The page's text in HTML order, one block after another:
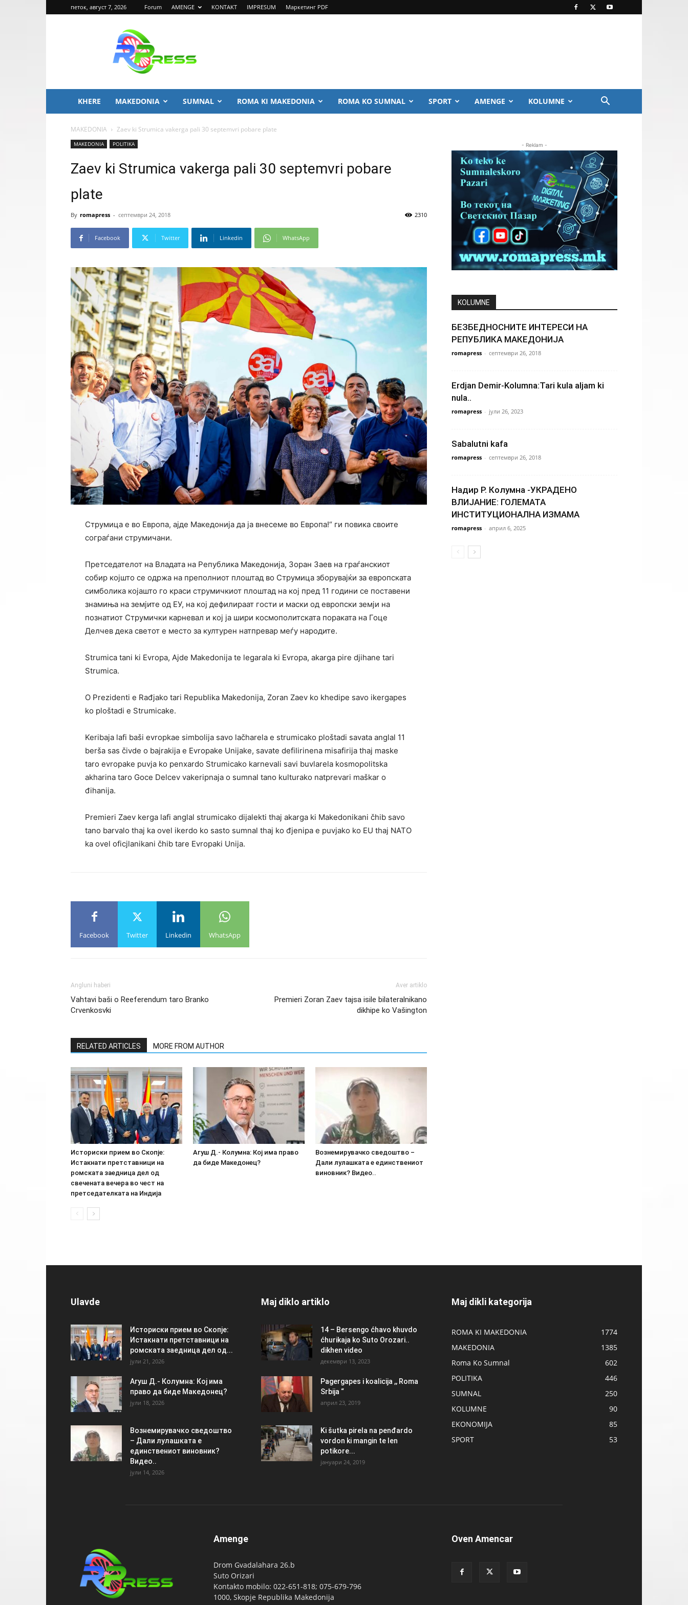
петок, август 7, 2026 Forum AMENGE KONTAKT IMPRESUM Маркетинг PDF
PRESS
KHERE MAKEDONIA SUMNAL ROMA KI MAKEDONIA ROMA KO SUMNAL SPORT AMENGE KOLUMNE
MAKEDONIA Zaev ki Strumica vakerga pali 30 septemvri pobare plate
MAKEDONIA POLITIKA
Zaev ki Strumica vakerga pali 30 septemvri pobare
plate
By romapress - септември 24, 2018 2310
Facebook Twitter Linkedin WhatsApp
Струмица е во Европа, ајде Македонија да ја внесеме во Европа!“ ги повика своите
сограѓани струмичани.
Претседателот на Владата на Република Македонија, Зоран Заев на граѓанскиот
собир којшто се одржа на преполниот плоштад во Струмица зборувајќи за европската
симболика којашто го краси струмичкиот плоштад на кој пред 11 години се поставени
знамиња на земјите од ЕУ, на кој дефилираат гости и маски од европски земји на
познатиот Струмички карневал и кој ја шири космополитската пораката на Гоце
Делчев дека светот е место за културен натпревар меѓу народите.
Strumica tani ki Evropa, Ajde Makedonija te legarala ki Evropa, akarga pire djihane tari
Strumica.
O Prezidenti e Rađjako tari Republika Makedonija, Zoran Zaev ko khedipe savo ikergapes
ko ploštadi e Strumicake.
Keribaja lafi baši evropkae simbolija savo lačharela e strumicako ploštadi savata anglal 11
berša sas čivde o bajrakija e Evropake Unijake, savate defilirinena misafirija thaj maske
taro evropake puvja ko penxardo Strumicako karnevali savi buvlarela kosmopolitska
akharina taro Goce Delcev vakeripnaja o sumnal tano kulturako natprevari maškar o
đihanija.
Premieri Zaev kerga lafi anglal strumicako dijalekti thaj akarga ki Makedonikani čhib savo
tano barvalo thaj ka ovel ikerdo ko sasto sumnal thaj ko đjenipa e puvjako ko EU thaj NATO
ka ovel oficjlanikani čhib tare Evropaki Unija.
Facebook Twitter Linkedin WhatsApp
Angluni haberi
Vahtavi baši o Reeferendum taro Branko
Crvenkosvki
Aver artiklo
Premieri Zoran Zaev tajsa isile bilateralnikano
dikhipe ko Vašington
RELATED ARTICLES MORE FROM AUTHOR
Историски прием во Скопје:
Истакнати претставници на
ромската заедница дел од
свечената вечера во чест на
претседателката на Индија
Агуш Д.- Колумна: Кој има право
да биде Македонец?
Вознемирувачко сведоштво –
Дали лулашката е единствениот
виновник? Видео..
- Reklam -
KOLUMNE
БЕЗБЕДНОСНИТЕ ИНТЕРЕСИ НА
РЕПУБЛИКА МАКЕДОНИЈА
romapress - септември 26, 2018
Erdjan Demir-Kolumna:Tari kula aljam ki
nula..
romapress - јули 26, 2023
Sabalutni kafa
romapress - септември 26, 2018
Надир Р. Колумна -УКРАДЕНО
ВЛИЈАНИЕ: ГОЛЕМАТА
ИНСТИТУЦИОНАЛНА ИЗМАМА
romapress - април 6, 2025
Ulavde
Историски прием во Скопје:
Истакнати претставници на
ромската заедница дел од...
јули 21, 2026
Агуш Д.- Колумна: Кој има
право да биде Македонец?
јули 18, 2026
Вознемирувачко сведоштво
– Дали лулашката е
единствениот виновник?
Видео..
јули 14, 2026
Maj diklo artiklo
14 – Bersengo ćhavo khuvdo
ćhurikaja ko Suto Orozari..
dikhen video
декември 13, 2023
Pagergapes i koalicija ,, Roma
Srbija “
април 23, 2019
Ki šutka pirela na penđardo
vordon ki mangin te len
potikore...
јануари 24, 2019
Maj dikli kategorija
ROMA KI MAKEDONIA
1774
MAKEDONIA
1385
Roma Ko Sumnal
602
POLITIKA
446
SUMNAL
250
KOLUMNE
90
EKONOMIJA
85
SPORT
53
Amenge
Drom Gvadalahara 26.b
Suto Orizari
Kontakto mobilo: 022-651-818; 075-679-796
1000, Skopje Republika Makedonija
Oven Amencar